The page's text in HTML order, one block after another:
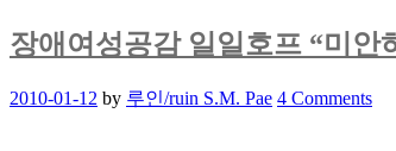
장애여성공감 일일호프 “미안
Posted
2010-01-12 by 루인/ruin S.M. Pae 4 Comments